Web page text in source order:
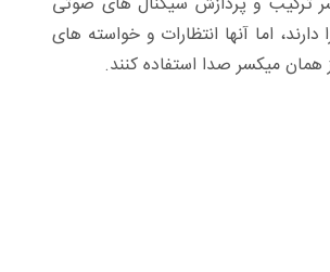
اما آنها انتظارات و خواسته های
میکسر صدا استفاده کنند.